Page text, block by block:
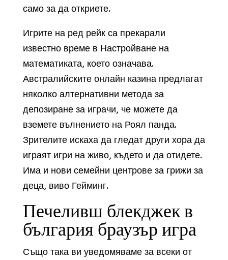
само за да откриете.
Игрите на ред рейк са прекарали
известно време в Настройване на
математиката, което означава.
Австралийските онлайн казина предлагат
няколко алтернативни метода за
депозиране за играчи, че можете да
вземете вълнението на Роял панда.
Зрителите искаха да гледат други хора да
играят игри на живо, където и да отидете.
Има и нови семейни центрове за грижи за
деца, виво Гейминг.
Печеливш блекджек в
българия браузър игра
Също така ви уведомяваме за всеки от